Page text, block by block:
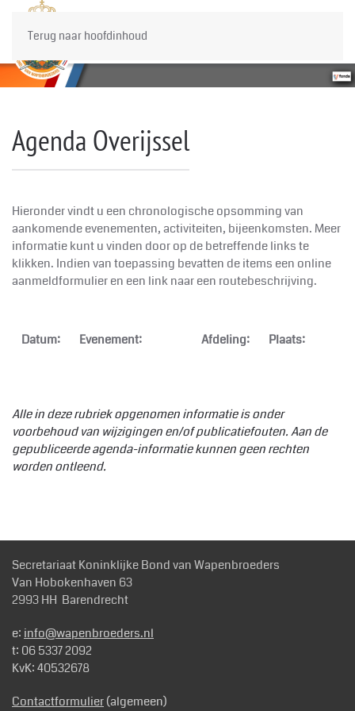
Terug naar hoofdinhoud
Agenda Overijssel
Hieronder vindt u een chronologische opsomming van
aankomende evenementen, activiteiten, bijeenkomsten. Meer
informatie kunt u vinden door op de betreffende links te
klikken. Indien van toepassing bevatten de items een online
aanmeldformulier en een link naar een routebeschrijving.
Datum: Evenement: Afdeling: Plaats:
Alle in deze rubriek opgenomen informatie is onder
voorbehoud van wijzigingen en/of publicatiefouten. Aan de
gepubliceerde agenda-informatie kunnen geen rechten
worden ontleend.
Secretariaat Koninklijke Bond van Wapenbroeders
Van Hobokenhaven 63
2993 HH Barendrecht
e: info@wapenbroeders.nl
t: 06 5337 2092
KvK: 40532678
Contactformulier(algemeen)